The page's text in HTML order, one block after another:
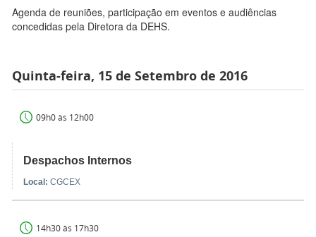
Agenda de reuniões, participação em eventos e audiências
concedidas pela Diretora da DEHS.
Quinta-feira, 15 de Setembro de 2016
09h0 às 12h00
Despachos Internos
Local: CGCEX
14h30 às 17h30